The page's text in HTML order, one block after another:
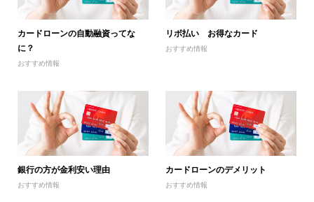
カードローンの自動融資ってな
に？
おすすめ情報
リボ払い お得なカード
おすすめ情報
銀行の方が金利安い理由
おすすめ情報
カードローンのデメリット
おすすめ情報